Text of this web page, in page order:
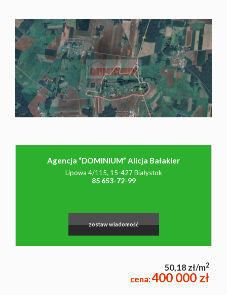
OFERTA
NAJMU
O NAS
−
Agencja “DOMINIUM” Alicja Bałakier
Lipowa 4/115, 15-427 Białystok
85 653-72-99
zostaw wiadomość
50,18 zł/m2
cena:400 000 zł